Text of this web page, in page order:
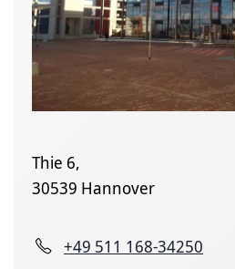
Thie 6,
30539 Hannover
+49 511 168-34250